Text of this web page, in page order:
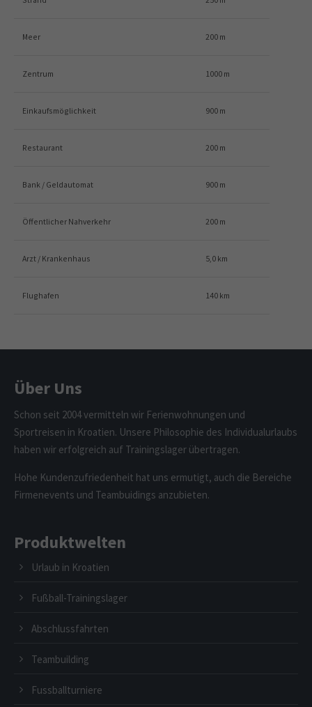
Meer 200 m
Zentrum 1000 m
Einkaufsmöglichkeit 900 m
Restaurant 200 m
Bank / Geldautomat 900 m
Öffentlicher Nahverkehr 200 m
Arzt / Krankenhaus 5,0 km
Flughafen 140 km
Über Uns
Schon seit 2004 vermitteln wir Ferienwohnungen und
Sportreisen in Kroatien. Unsere Philosophie des Individualurlaubs
haben wir erfolgreich auf Trainingslager übertragen.
Hohe Kundenzufriedenheit hat uns ermutigt, auch die Bereiche
Firmenevents und Teambuidings anzubieten.
Produktwelten
Urlaub in Kroatien
Fußball-Trainingslager
Abschlussfahrten
Teambuilding
Fussballturniere